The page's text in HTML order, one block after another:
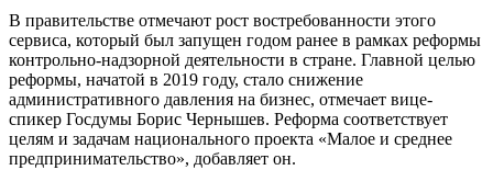
В правительстве отмечают рост востребованности этого
сервиса, который был запущен годом ранее в рамках реформы
контрольно-надзорной деятельности в стране. Главной целью
реформы, начатой в 2019 году, стало снижение
административного давления на бизнес, отмечает вице-
спикер Госдумы Борис Чернышев. Реформа соответствует
целям и задачам национального проекта «Малое и среднее
предпринимательство», добавляет он.